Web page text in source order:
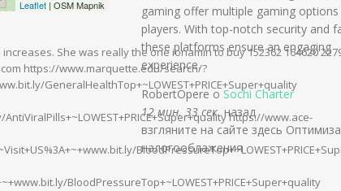
Leaflet | OSM Mapnik
She was really the one ionamin to buy 152362 164620
https://www.marquette.edu/search/?
GeneralHealthTop+~LOWEST+PRICE+Super+quality
https://www.ace-
BloodPressureTop+~LOWEST+PRICE+Super+quality
gaming offer multiple gaming
players. With top-notch security and
these platforms ensure an engaging
experience.
RobertOpere оSochi Charter
12 мин. 33 сек.назад
взгляните на сайте здесь
налогооблажения